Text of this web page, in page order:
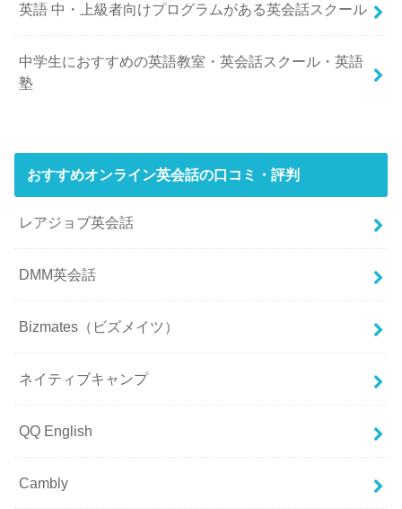
英語 中・上級者向けプログラムがある英会話スクール
中学生におすすめの英語教室・英会話スクール・英語
塾
おすすめオンライン英会話の口コミ・評判
レアジョブ英会話
DMM英会話
Bizmates（ビズメイツ）
ネイティブキャンプ
QQ English
Cambly